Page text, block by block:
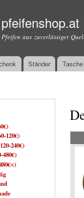
pfeifenshop.at
Pfeifen aus zuverlässiger
Ständer Tasche
120€)
240€)
480€)